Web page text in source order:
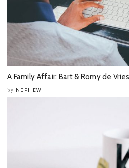
A Family Affair: Bart & Romy de Vries
by NEPHEW